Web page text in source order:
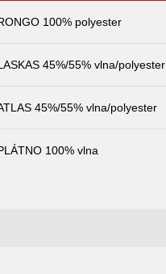
100% polyester
45%/55% vlna/polyester
45%/55% vlna/polyester
100% vlna